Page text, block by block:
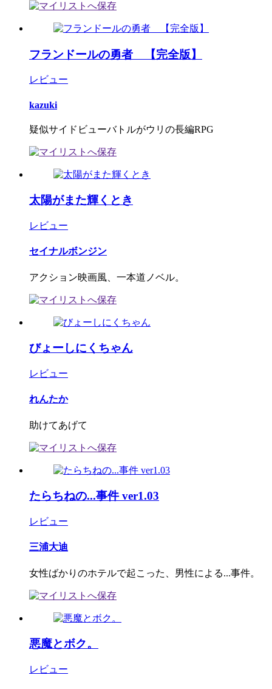
フランドールの勇者 【完全版】
レビュー
kazuki
疑似サイドビューバトルがウリの長編RPG
太陽がまた輝くとき
レビュー
セイナルボンジン
アクション映画風、一本道ノベル。
びょーしにくちゃん
レビュー
れんたか
助けてあげて
たらちねの...事件 ver1.03
レビュー
三浦大迪
女性ばかりのホテルで起こった、男性による...事件。
悪魔とボク。
レビュー